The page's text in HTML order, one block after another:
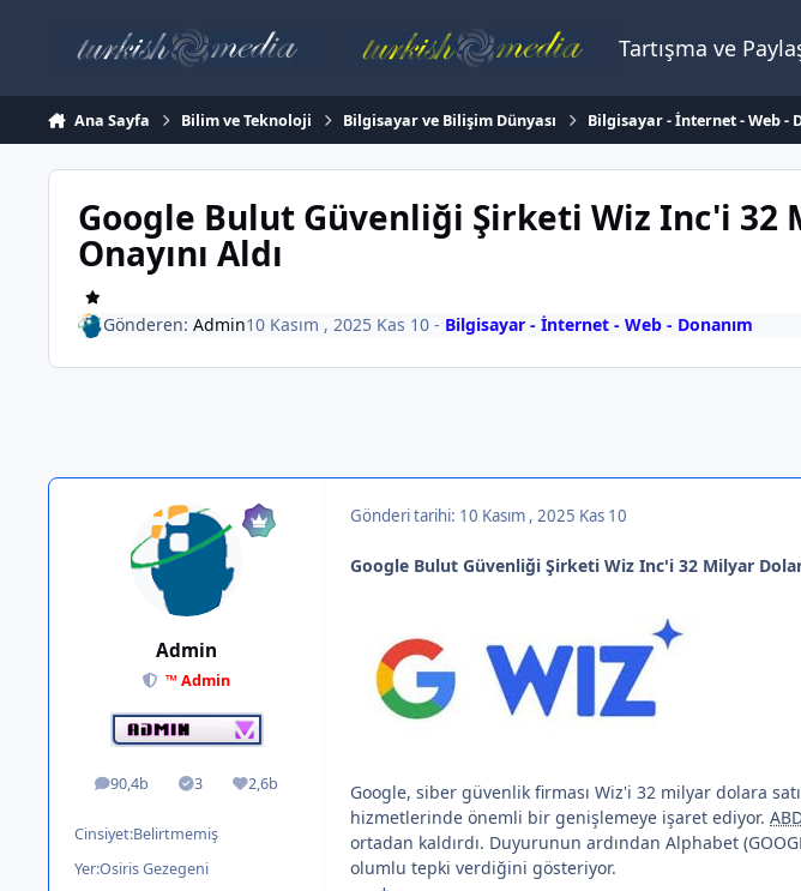
Tartışma ve
Ana Sayfa Bilim ve Teknoloji Bilgisayar ve Bilişim Dünyası Bilgisayar - İnternet - Web -
Google Bulut Güvenliği Şirketi Wiz Inc'i 32
Onayını Aldı
Gönderen: Admin10 Kasım , 2025 Kas 10 - Bilgisayar - İnternet - Web - Donanım
Admin
™ Admin
90,4b
ileti 3
Solutions2,6b
İtibar
Cinsiyet:Belirtmemiş
Yer:Osiris Gezegeni
Gönderi tarihi: 10 Kasım , 2025 Kas 10
Google Bulut Güvenliği Şirketi Wiz Inc'i 32 Milyar
Google, siber güvenlik firması Wiz'i 32 milyar dolara
hizmetlerinde önemli bir genişlemeye işaret ediyor.
ortadan kaldırdı. Duyurunun ardından Alphabet
olumlu tepki verdiğini gösteriyor.